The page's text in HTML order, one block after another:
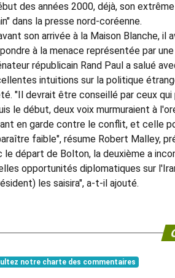
des années 2000, déjà, son
dans la presse nord-coréenne.
son arrivée à la Maison Blanche,
à la menace représentée par
républicain Rand Paul a salué
intuitions sur la politique
"Il devrait être conseillé par ceux qui
le début, deux voix murmuraient à
en garde contre le conflit, et celle
faible", résume Robert Malley,
le départ de Bolton, la deuxième a
opportunités diplomatiques sur
les saisira", a-t-il ajouté.
notre charte des commentaires